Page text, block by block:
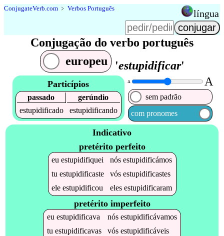
ConjugateVerb.com ﹥ Verbos Português língua
Conjugação do verbo português
europeu
'estupidificar'
Particípios
passado
gerúndio
estupidificado
estupidificando
A A
sem padrão
com pronomes
Indicativo
pretérito perfeito
euestupidifiquei nósestupidificámos
tuestupidificaste vósestupidificastes
eleestupidificou elesestupidificaram
pretérito imperfeito
eu estupidificava nós estupidificávamos
tu estupidificavas vós estupidificáveis